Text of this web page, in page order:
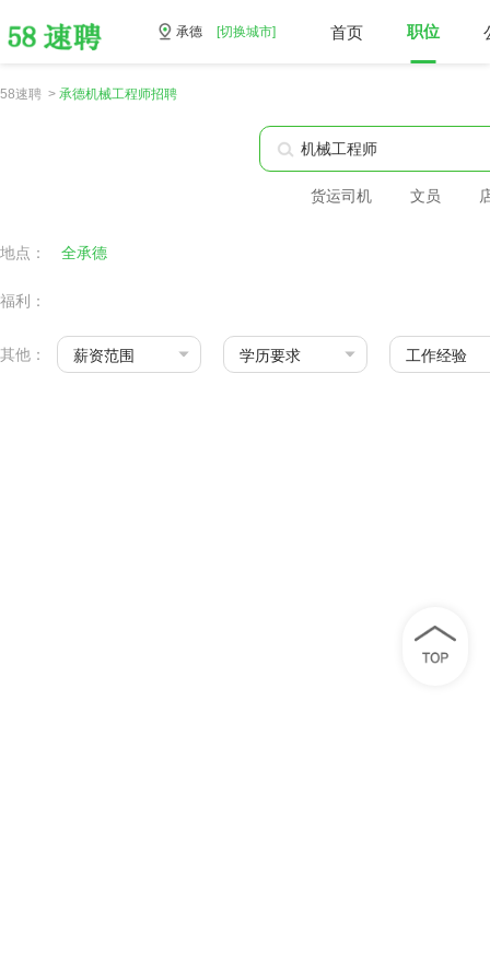
承德 [切换城市] 首页 职位
58速聘 > 承德机械工程师招聘
货运司机 文员
地点： 全承德
福利：
其他： 薪资范围 学历要求 工作经验